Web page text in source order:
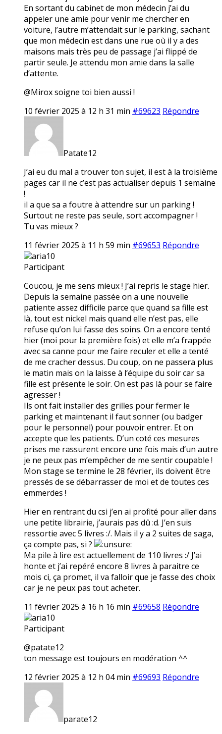
En sortant du cabinet de mon médecin j’ai du
appeler une amie pour venir me chercher en
voiture, l’autre m’attendait sur le parking, sachant
que mon médecin est dans une rue où il y a des
maisons mais très peu de passage j’ai flippé de
partir seule. Je attendu mon amie dans la salle
d’attente.
@Mirox soigne toi bien aussi !
10 février 2025 à 12 h 31 min #69623 Répondre
Patate12
J’ai eu du mal a trouver ton sujet, il est à la troisième
pages car il ne c’est pas actualiser depuis 1 semaine
!
il a que sa a foutre à attendre sur un parking !
Surtout ne reste pas seule, sort accompagner !
Tu vas mieux ?
11 février 2025 à 11 h 59 min #69653 Répondre
aria10
Participant
Coucou, je me sens mieux ! J’ai repris le stage hier.
Depuis la semaine passée on a une nouvelle
patiente assez difficile parce que quand sa fille est
là, tout est nickel mais quand elle n’est pas, elle
refuse qu’on lui fasse des soins. On a encore tenté
hier (moi pour la première fois) et elle m’a frappée
avec sa canne pour me faire reculer et elle a tenté
de me cracher dessus. Du coup, on ne passera plus
le matin mais on la laisse à l’équipe du soir car sa
fille est présente le soir. On est pas là pour se faire
agresser !
Ils ont fait installer des grilles pour fermer le
parking et maintenant il faut sonner (ou badger
pour le personnel) pour pouvoir entrer. Et on
accepte que les patients. D’un coté ces mesures
prises me rassurent encore une fois mais d’un autre
je ne peux pas m’empêcher de me sentir coupable !
Mon stage se termine le 28 février, ils doivent être
pressés de se débarrasser de moi et de toutes ces
emmerdes !
Hier en rentrant du csi j’en ai profité pour aller dans
une petite librairie, j’aurais pas dû :d. J’en suis
ressortie avec 5 livres :/. Mais il y a 2 suites de saga,
ça compte pas, si ?
Ma pile à lire est actuellement de 110 livres :/ J’ai
honte et j’ai repéré encore 8 livres à paraitre ce
mois ci, ça promet, il va falloir que je fasse des choix
car je ne peux pas tout acheter.
11 février 2025 à 16 h 16 min #69658 Répondre
aria10
Participant
@patate12
ton message est toujours en modération ^^
12 février 2025 à 12 h 04 min #69693 Répondre
parate12